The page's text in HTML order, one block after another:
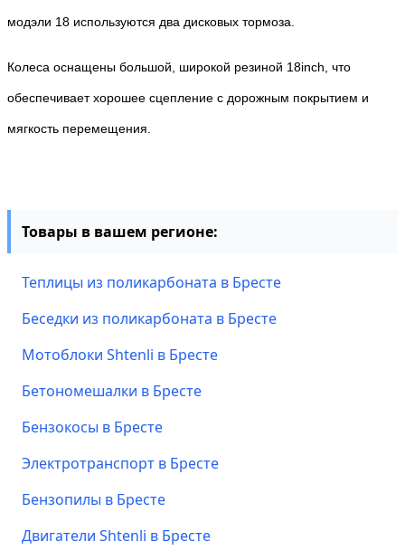
модэли 18 используются два дисковых тормоза.
Колеса оснащены большой, широкой резиной 18inch, что
обеспечивает хорошее сцепление с дорожным покрытием и
мягкость перемещения.
Товары в вашем регионе:
Теплицы из поликарбоната в Бресте
Беседки из поликарбоната в Бресте
Мотоблоки Shtenli в Бресте
Бетономешалки в Бресте
Бензокосы в Бресте
Электротранспорт в Бресте
Бензопилы в Бресте
Двигатели Shtenli в Бресте